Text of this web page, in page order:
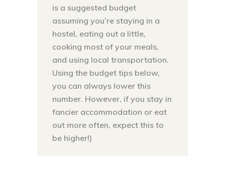
is a suggested budget
assuming you’re staying in a
hostel, eating out a little,
cooking most of your meals,
and using local transportation.
Using the budget tips below,
you can always lower this
number. However, if you stay in
fancier accommodation or eat
out more often, expect this to
be higher!)